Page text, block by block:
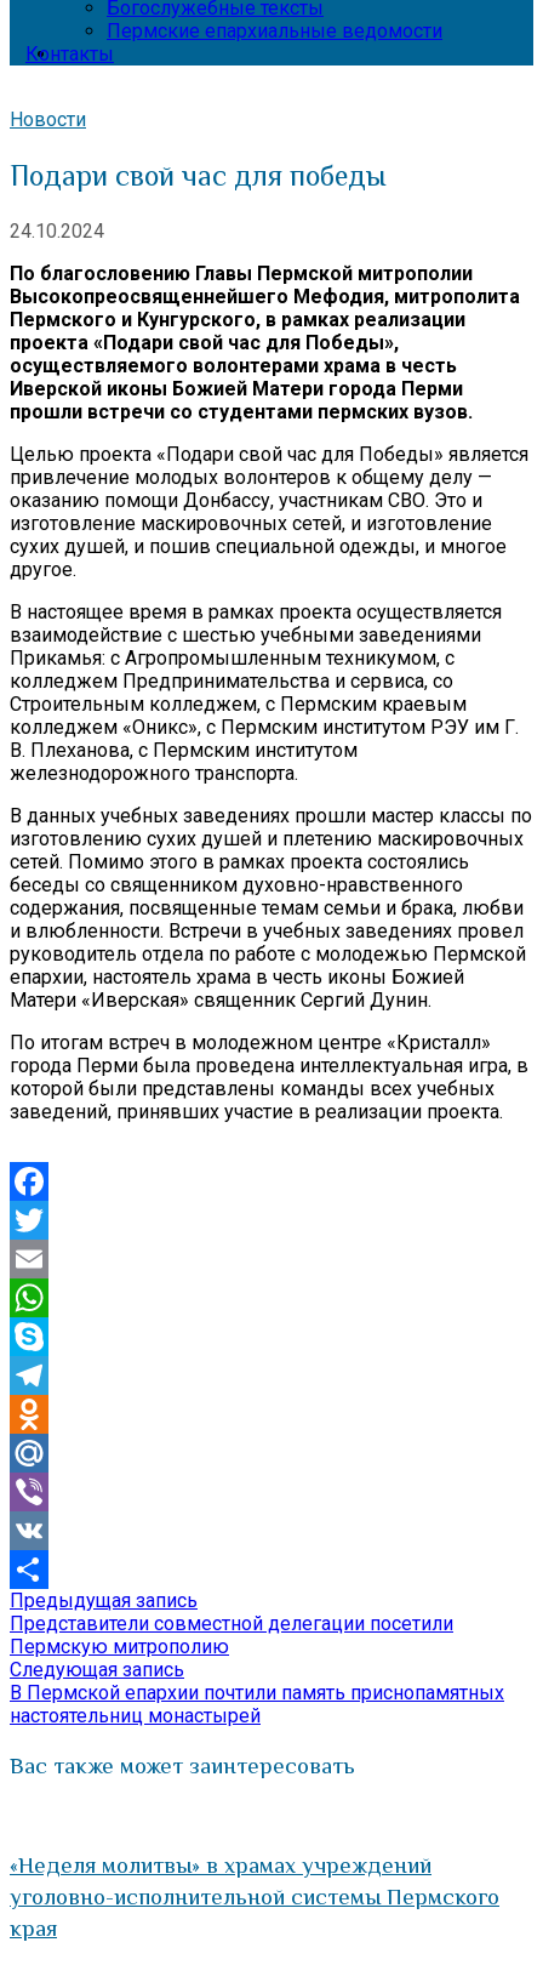
Богослужебные тексты
Пермские епархиальные ведомости
Контакты
Новости
Подари свой час для победы
24.10.2024
По благословению Главы Пермской митрополии
Высокопреосвященнейшего Мефодия, митрополита
Пермского и Кунгурского, в рамках реализации
проекта «Подари свой час для Победы»,
осуществляемого волонтерами храма в честь
Иверской иконы Божией Матери города Перми
прошли встречи со студентами пермских вузов.
Целью проекта «Подари свой час для Победы» является
привлечение молодых волонтеров к общему делу —
оказанию помощи Донбассу, участникам СВО. Это и
изготовление маскировочных сетей, и изготовление
сухих душей, и пошив специальной одежды, и многое
другое.
В настоящее время в рамках проекта осуществляется
взаимодействие с шестью учебными заведениями
Прикамья: с Агропромышленным техникумом, с
колледжем Предпринимательства и сервиса, со
Строительным колледжем, с Пермским краевым
колледжем «Оникс», с Пермским институтом РЭУ им Г.
В. Плеханова, с Пермским институтом
железнодорожного транспорта.
В данных учебных заведениях прошли мастер классы по
изготовлению сухих душей и плетению маскировочных
сетей. Помимо этого в рамках проекта состоялись
беседы со священником духовно-нравственного
содержания, посвященные темам семьи и брака, любви
и влюбленности. Встречи в учебных заведениях провел
руководитель отдела по работе с молодежью Пермской
епархии, настоятель храма в честь иконы Божией
Матери «Иверская» священник Сергий Дунин.
По итогам встреч в молодежном центре «Кристалл»
города Перми была проведена интеллектуальная игра, в
которой были представлены команды всех учебных
заведений, принявших участие в реализации проекта.
Facebook
Twitter
Email
WhatsApp
Skype
Telegram
Odnoklassniki
Mail.Ru
Viber
VK
Отправить
Навигация
по
записям
Предыдущая запись
запись:
Представители совместной делегации посетили
Пермскую митрополию
Следующая запись
запись:
В Пермской епархии почтили память приснопамятных
настоятельниц монастырей
Вас также может заинтересовать
«Неделя молитвы» в храмах учреждений
уголовно-исполнительной системы Пермского
края